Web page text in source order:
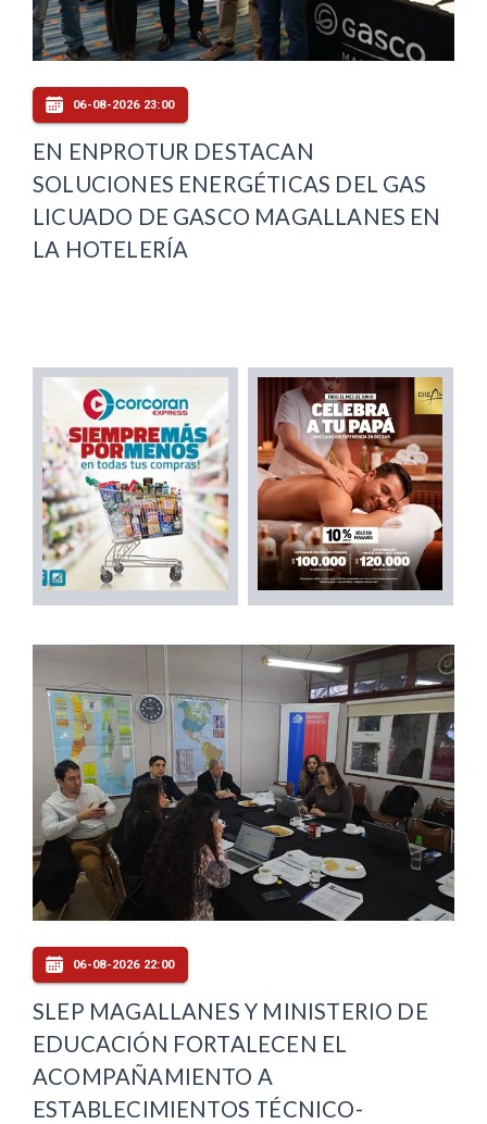
06-08-2026 23:00
EN ENPROTUR DESTACAN
SOLUCIONES ENERGÉTICAS DEL GAS
LICUADO DE GASCO MAGALLANES EN
LA HOTELERÍA
06-08-2026 22:00
SLEP MAGALLANES Y MINISTERIO DE
EDUCACIÓN FORTALECEN EL
ACOMPAÑAMIENTO A
ESTABLECIMIENTOS TÉCNICO-